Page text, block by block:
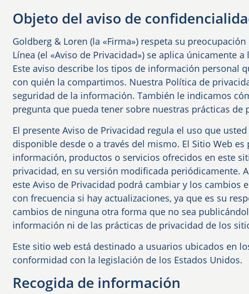
Objeto del aviso de
Goldberg & Loren (la «Firma») respeta su
Línea (el «Aviso de Privacidad») se aplica únicamente
Este aviso describe los tipos de información personal
con quién la compartimos. Nuestra Política de
seguridad de la información. También le indicamos
pregunta que pueda tener sobre nuestras prácticas de
El presente Aviso de Privacidad regula el uso que
disponible desde o a través del mismo. El Sitio Web
información, productos o servicios ofrecidos en este
privacidad, en su versión modificada periódicamente.
este Aviso de Privacidad podrá cambiar y los
con frecuencia si hay actualizaciones, ya que es su
cambios de ninguna otra forma que no sea
información ni de las prácticas de privacidad de los
Este sitio web está destinado a usuarios ubicados en
conformidad con la legislación de los Estados Unidos.
Recogida de información